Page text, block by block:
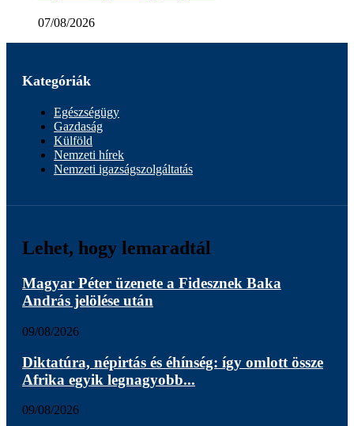
07/08/2026
Kategóriák
Egészségügy
Gazdaság
Külföld
Nemzeti hírek
Nemzeti igazságszolgáltatás
Lehet, hogy lemaradtál
Magyar Péter üzenete a Fidesznek Baka
András jelölése után
09/08/2026
Diktatúra, népirtás és éhínség: így omlott össze
Afrika egyik legnagyobb...
09/08/2026